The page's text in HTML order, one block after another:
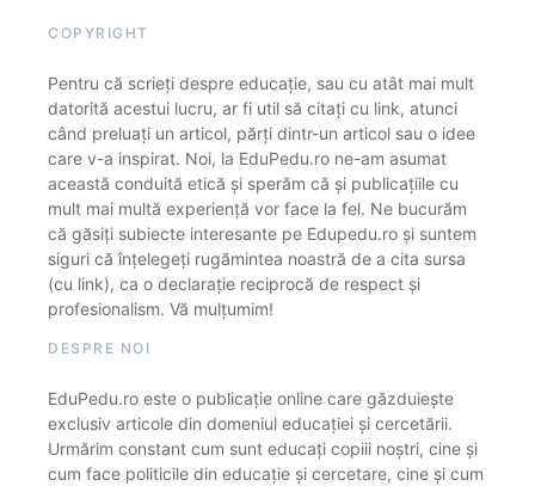
COPYRIGHT
Pentru că scrieți despre educație, sau cu atât mai mult
datorită acestui lucru, ar fi util să citați cu link, atunci
când preluați un articol, părți dintr-un articol sau o idee
care v-a inspirat. Noi, la EduPedu.ro ne-am asumat
această conduită etică și sperăm că și publicațiile cu
mult mai multă experiență vor face la fel. Ne bucurăm
că găsiți subiecte interesante pe Edupedu.ro și suntem
siguri că înțelegeți rugămintea noastră de a cita sursa
(cu link), ca o declarație reciprocă de respect și
profesionalism. Vă mulțumim!
DESPRE NOI
EduPedu.ro este o publicație online care găzduiește
exclusiv articole din domeniul educației și cercetării.
Urmărim constant cum sunt educați copiii noștri, cine și
cum face politicile din educație și cercetare, cine și cum